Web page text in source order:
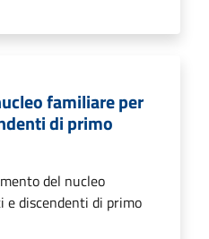
familiare per
di primo
del nucleo
e discendenti di primo